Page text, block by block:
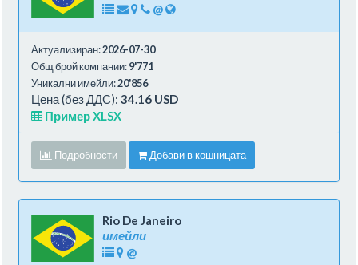
@
Актуализиран:2026-07-30
Общ брой компании:9'771
Уникални имейли:20'856
Цена (без ДДС): 34.16 USD
Пример XLSX
Подробности Добави в кошницата
Rio De Janeiro
имейли
@